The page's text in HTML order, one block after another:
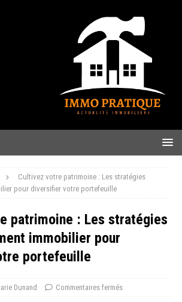
Cultivez votre patrimoine : Les stratégies
pour diversifier votre portefeuille
patrimoine : Les stratégies
immobilier pour
portefeuille
Dunand Commentaires fermés